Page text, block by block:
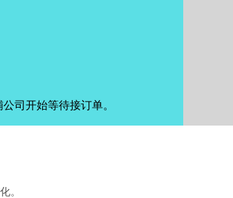
司开始等待接订单。
。